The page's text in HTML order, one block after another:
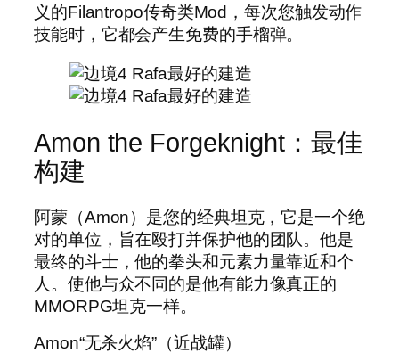
义的Filantropo传奇类Mod，每次您触发动作
技能时，它都会产生免费的手榴弹。
Amon the Forgeknight：最佳
构建
阿蒙（Amon）是您的经典坦克，它是一个绝
对的单位，旨在殴打并保护他的团队。他是
最终的斗士，他的拳头和元素力量靠近和个
人。使他与众不同的是他有能力像真正的
MMORPG坦克一样。
Amon“无杀火焰”（近战罐）